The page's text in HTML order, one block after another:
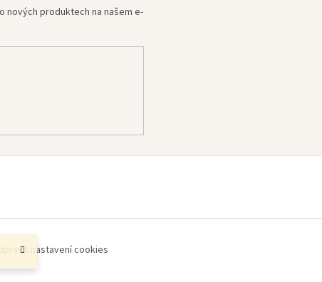
nových produktech na našem e-
Upravit nastavení cookies